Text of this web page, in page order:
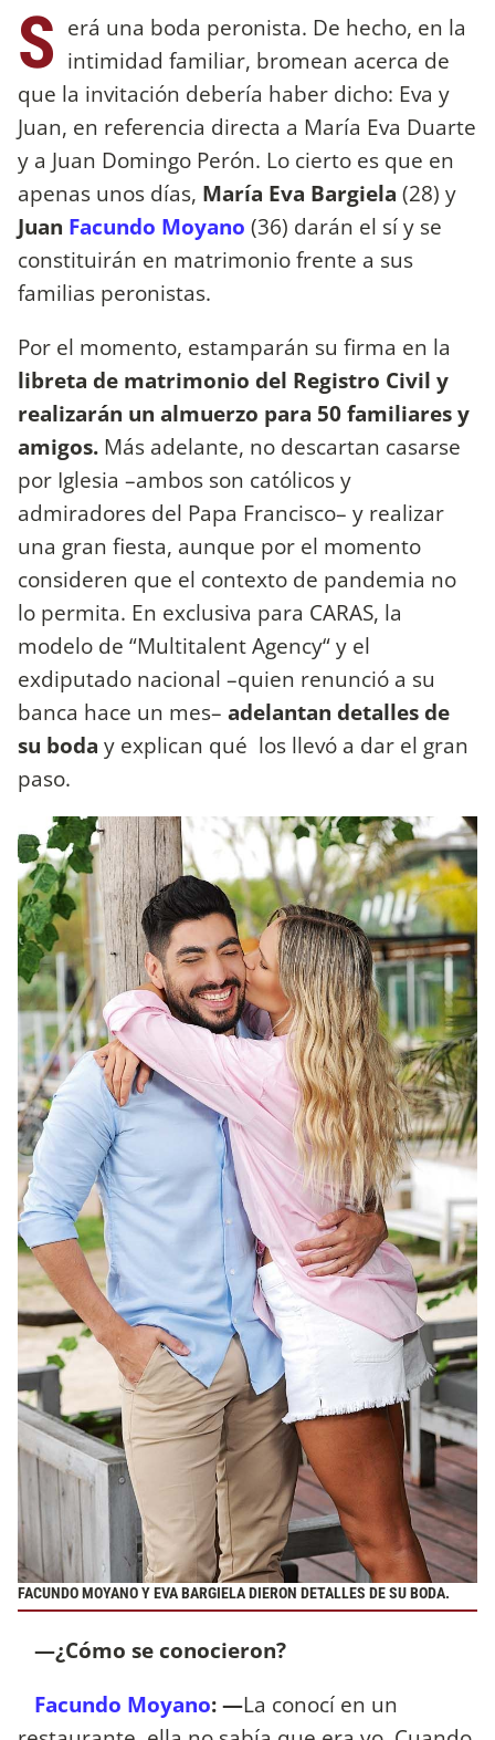
S erá una boda peronista. De hecho, en la
intimidad familiar, bromean acerca de
que la invitación debería haber dicho: Eva y
Juan, en referencia directa a María Eva Duarte
y a Juan Domingo Perón. Lo cierto es que en
apenas unos días, María Eva Bargiela (28) y
Juan Facundo Moyano (36) darán el sí y se
constituirán en matrimonio frente a sus
familias peronistas.
Por el momento, estamparán su firma en la
libreta de matrimonio del Registro Civil y
realizarán un almuerzo para 50 familiares y
amigos. Más adelante, no descartan casarse
por Iglesia –ambos son católicos y
admiradores del Papa Francisco– y realizar
una gran fiesta, aunque por el momento
consideren que el contexto de pandemia no
lo permita. En exclusiva para CARAS, la
modelo de “Multitalent Agency“ y el
exdiputado nacional –quien renunció a su
banca hace un mes– adelantan detalles de
su boda y explican qué los llevó a dar el gran
paso.
FACUNDO MOYANO Y EVA BARGIELA DIERON DETALLES DE SU BODA.
—¿Cómo se conocieron?
Facundo Moyano:—La conocí en un